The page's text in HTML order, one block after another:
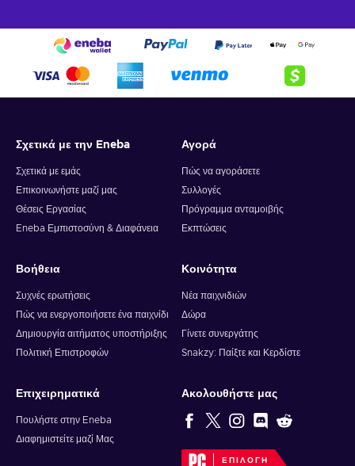
Σχετικά με την Eneba
Σχετικά με εμάς
Επικοινωνήστε μαζί μας
Θέσεις Εργασίας
Eneba Εμπιστοσύνη & Διαφάνεια
Αγορά
Πώς να αγοράσετε
Συλλογές
Πρόγραμμα ανταμοιβής
Εκπτώσεις
Βοήθεια
Συχνές ερωτήσεις
Πώς να ενεργοποιήσετε ένα παιχνίδι
Δημιουργία αιτήματος υποστήριξης
Πολιτική Επιστροφών
Κοινότητα
Νέα παιχνιδιών
Δώρα
Γίνετε συνεργάτης
Snakzy: Παίξτε και Κερδίστε
Επιχειρηματικά
Πουλήστε στην Eneba
Διαφημιστείτε μαζί Μας
Ακολουθήστε μας
ΕΠΙΛΟΓΉ